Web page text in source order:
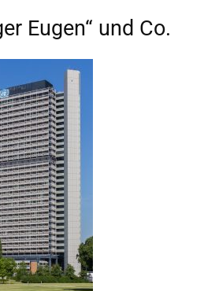
Eugen“ und Co.